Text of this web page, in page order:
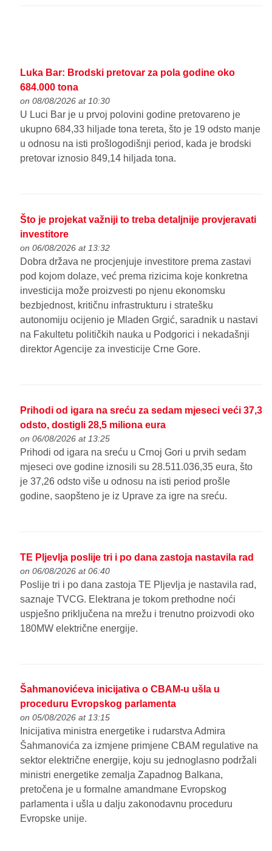
Luka Bar: Brodski pretovar za pola godine oko
684.000 tona
on 08/08/2026 at 10:30
U Luci Bar je u prvoj polovini godine pretovareno je
ukupno 684,33 hiljade tona tereta, što je 19 odsto manje
u odnosu na isti prošlogodišnji period, kada je brodski
pretovar iznosio 849,14 hiljada tona.
Što je projekat važniji to treba detaljnije provjeravati
investitore
on 06/08/2026 at 13:32
Dobra država ne procjenjuje investitore prema zastavi
pod kojom dolaze, već prema rizicima koje konkretna
investicija može proizvesti po njenu ekonomsku
bezbjednost, kritičnu infrastrukturu i stratešku
autonomiju ocijenio je Mladen Grgić, saradnik u nastavi
na Fakultetu političkih nauka u Podgorici i nekadašnji
direktor Agencije za investicije Crne Gore.
Prihodi od igara na sreću za sedam mjeseci veći 37,3
odsto, dostigli 28,5 miliona eura
on 06/08/2026 at 13:25
Prihodi od igara na sreću u Crnoj Gori u prvih sedam
mjeseci ove godine iznosili su 28.511.036,35 eura, što
je 37,26 odsto više u odnosu na isti period prošle
godine, saopšteno je iz Uprave za igre na sreću.
TE Pljevlja poslije tri i po dana zastoja nastavila rad
on 06/08/2026 at 06:40
Poslije tri i po dana zastoja TE Pljevlja je nastavila rad,
saznaje TVCG. Elektrana je tokom prethodne noći
uspješno priključena na mrežu i trenutno proizvodi oko
180MW električne energije.
Šahmanovićeva inicijativa o CBAM-u ušla u
proceduru Evropskog parlamenta
on 05/08/2026 at 13:15
Inicijativa ministra energetike i rudarstva Admira
Šahmanovića za izmjene primjene CBAM regulative na
sektor električne energije, koju su jednoglasno podržali
ministri energetike zemalja Zapadnog Balkana,
pretočena je u formalne amandmane Evropskog
parlamenta i ušla u dalju zakonodavnu proceduru
Evropske unije.